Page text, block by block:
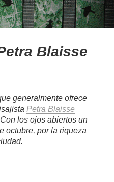
Blaisse
generalmente ofrece
Petra Blaisse
Con los ojos abiertos un
octubre, por la riqueza